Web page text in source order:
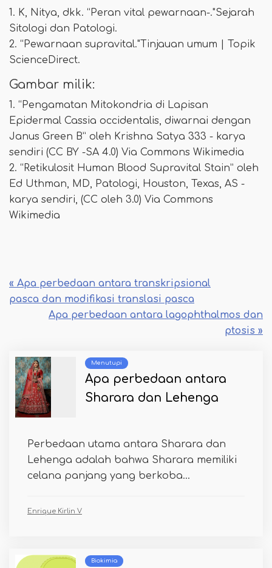
1. K, Nitya, dkk. “Peran vital pewarnaan-."Sejarah
Sitologi dan Patologi.
2. “Pewarnaan supravital."Tinjauan umum | Topik
ScienceDirect.
Gambar milik:
1. “Pengamatan Mitokondria di Lapisan
Epidermal Cassia occidentalis, diwarnai dengan
Janus Green B” oleh Krishna Satya 333 - karya
sendiri (CC BY -SA 4.0) Via Commons Wikimedia
2. “Retikulosit Human Blood Supravital Stain” oleh
Ed Uthman, MD, Patologi, Houston, Texas, AS -
karya sendiri, (CC oleh 3.0) Via Commons
Wikimedia
« Apa perbedaan antara transkripsional
pasca dan modifikasi translasi pasca
Apa perbedaan antara lagophthalmos dan
ptosis »
Menutupi
Apa perbedaan antara
Sharara dan Lehenga
Perbedaan utama antara Sharara dan
Lehenga adalah bahwa Sharara memiliki
celana panjang yang berkoba...
Enrique Kirlin V
Biokimia